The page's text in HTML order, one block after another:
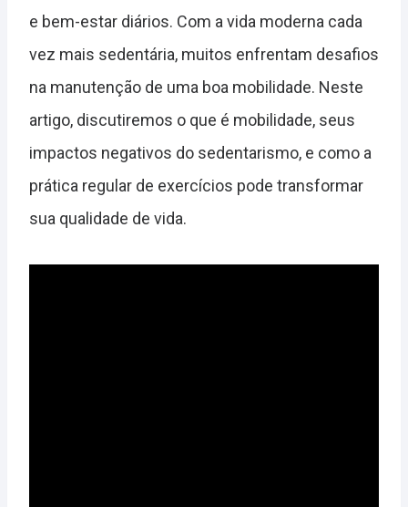
e bem-estar diários. Com a vida moderna cada
vez mais sedentária, muitos enfrentam desafios
na manutenção de uma boa mobilidade. Neste
artigo, discutiremos o que é mobilidade, seus
impactos negativos do sedentarismo, e como a
prática regular de exercícios pode transformar
sua qualidade de vida.